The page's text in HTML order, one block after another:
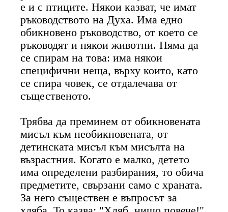
е и с птиците. Някои казват, че имат
ръководството на Духа. Има едно
обикновено ръководство, от което се
ръководят и някои животни. Няма да
се спирам на това: има някои
специфични неща, върху които, като
се спира човек, се отдалечава от
същественото.
Трябва да преминем от обикновената
мисъл към необикновената, от
детинската мисъл към мисълта на
възрастния. Когато е малко, детето
има определени разбирания, то обича
предметите, свързани само с храната.
За него съществен е въпросът за